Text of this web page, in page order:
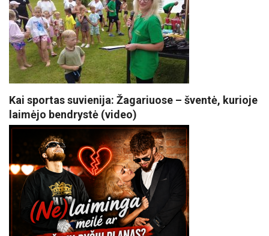
Kai sportas suvienija: Žagariuose – šventė, kurioje
laimėjo bendrystė (video)